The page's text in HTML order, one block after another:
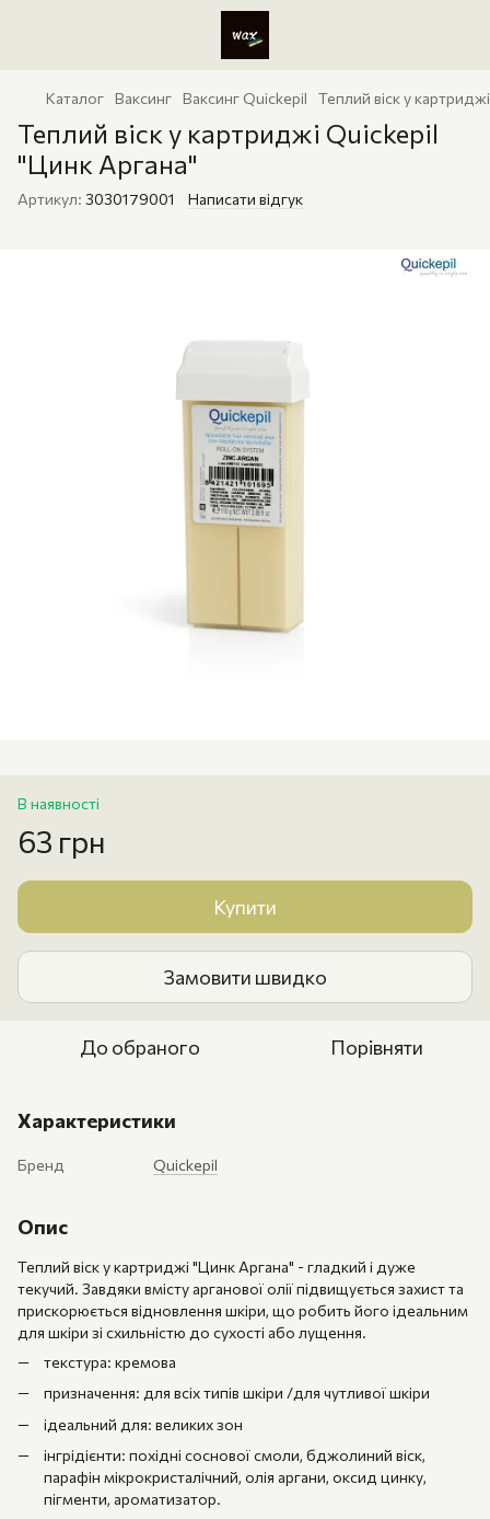
Каталог Ваксинг Ваксинг Quickepil Теплий віск у
Теплий віск у картриджі Quickepil
"Цинк Аргана"
Артикул: 3030179001 Написати відгук
В наявності
63 грн
Купити
Замовити швидко
До обраного Порівняти
Характеристики
Бренд Quickepil
Опис
Теплий віск у картриджі "Цинк Аргана" - гладкий і дуже
текучий. Завдяки вмісту арганової олії підвищується захист та
прискорюється відновлення шкіри, що робить його ідеальним
для шкіри зі схильністю до сухості або лущення.
текстура: кремова
призначення: для всіх типів шкіри /для чутливої шкіри
ідеальний для: великих зон
інгрідієнти: похідні соснової смоли, бджолиний віск,
парафін мікрокристалічний, олія аргани, оксид цинку,
пігменти, ароматизатор.